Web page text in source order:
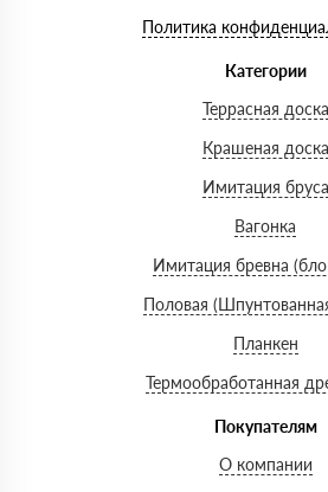
Политика
Категории
Террасная доска
Крашеная доска
Имитация бруса
Вагонка
Имитация бревна
Половая
Планкен
Термообработанная
Покупателям
О компании